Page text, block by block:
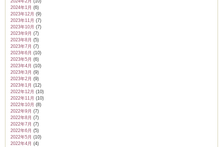
2024年2月 (10)
2024年1月 (6)
2023年12月 (9)
2023年11月 (7)
2023年10月 (7)
2023年9月 (7)
2023年8月 (5)
2023年7月 (7)
2023年6月 (10)
2023年5月 (6)
2023年4月 (10)
2023年3月 (9)
2023年2月 (9)
2023年1月 (12)
2022年12月 (10)
2022年11月 (10)
2022年10月 (8)
2022年9月 (7)
2022年8月 (7)
2022年7月 (7)
2022年6月 (5)
2022年5月 (10)
2022年4月 (4)